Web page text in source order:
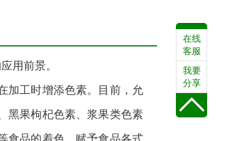
用前景。
加工时增添色素。目前，允
黑果枸杞色素、浆果类色素
食品的着色，赋予食品各式
在线
客服
我要
分享